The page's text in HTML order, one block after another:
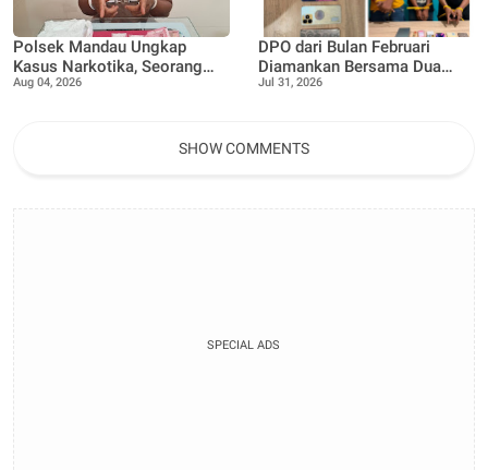
Polsek Mandau Ungkap
Kasus Narkotika, Seorang
Pria Diamankan dengan
Aug 04, 2026
DPO dari Bulan Februari
Diamankan Bersama Dua
Rekan Lainnya Terkait
Jul 31, 2026
SHOW COMMENTS
SPECIAL ADS